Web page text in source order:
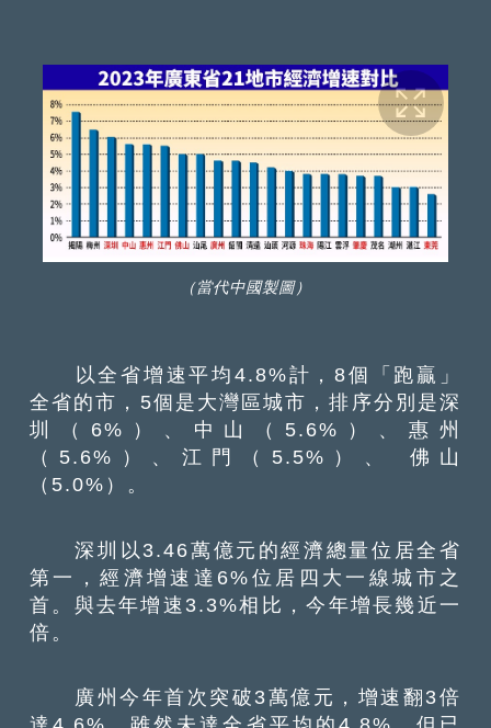
（當代中國製圖）
以全省增速平均4.8%計，8個「跑贏」
全省的市，5個是大灣區城市，排序分別是深
圳（6%）、中山（5.6%）、惠州
（5.6%）、江門（5.5%）、 佛山
（5.0%）。
深圳以3.46萬億元的經濟總量位居全省
第一，經濟增速達6%位居四大一線城市之
首。與去年增速3.3%相比，今年增長幾近一
倍。
廣州今年首次突破3萬億元，增速翻3倍